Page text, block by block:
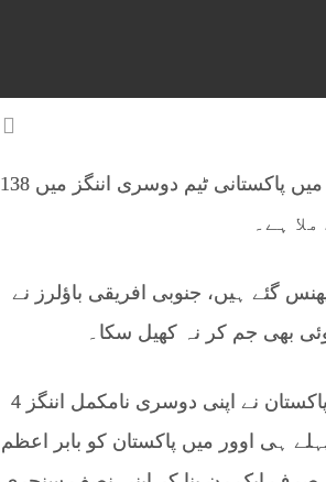
راولپنڈی (پنڈی پوسٹ نیوز) جنوبی افریقا کے خلاف دوسرے ٹیسٹ میں پاکستانی ٹیم دوسری اننگز میں 138
گئے ہیں، جنوبی افریقی باؤلرز نے
بھی جم کر نہ کھیل سکا۔
راولپنڈی میں کھیلے جا رہے سیریز کے دوسرے میچ کے چوتھے روز پاکستان نے اپنی دوسری نامکمل اننگز 4
آغاز پر پہلے ہی اوور میں پاکستان کو بابر اعظم